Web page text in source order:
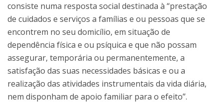
consiste numa resposta social destinada à “prestação
de cuidados e serviços a famílias e ou pessoas que se
encontrem no seu domicílio, em situação de
dependência física e ou psíquica e que não possam
assegurar, temporária ou permanentemente, a
satisfação das suas necessidades básicas e ou a
realização das atividades instrumentais da vida diária,
nem disponham de apoio familiar para o efeito”.